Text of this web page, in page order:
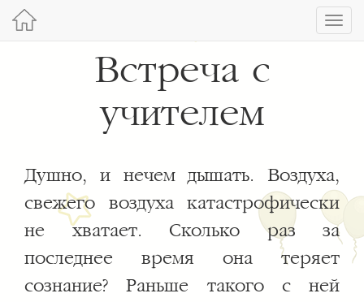
Встреча с
учителем
Душно, и нечем дышать. Воздуха,
свежего воздуха катастрофически
не хватает. Сколько раз за
последнее время она теряет
сознание? Раньше такого с ней